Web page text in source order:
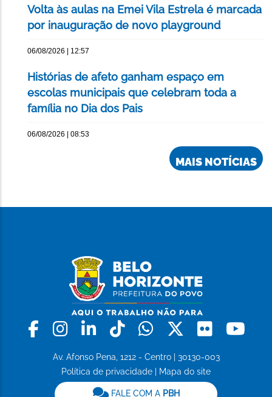
Volta às aulas na Emei Vila Estrela é marcada
por inauguração de novo playground
06/08/2026 | 12:57
Histórias de afeto ganham espaço em
escolas municipais que celebram toda a
família no Dia dos Pais
06/08/2026 | 08:53
MAIS NOTÍCIAS
Facebook
Instagram
LinkedinTiktokWhatsapp
X Flickr
Av. Afonso Pena, 1212 - Centro | 30130-003
Política de privacidade
Mapa do site
FALE COM A PBH